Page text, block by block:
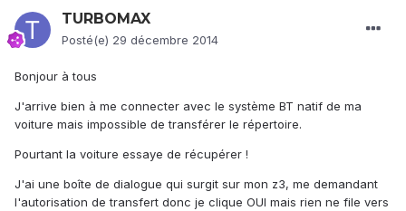
TURBOMAX
Posté(e) 29 décembre 2014
Bonjour à tous
J'arrive bien à me connecter avec le système BT natif de ma
voiture mais impossible de transférer le répertoire.
Pourtant la voiture essaye de récupérer !
J'ai une boîte de dialogue qui surgit sur mon z3, me demandant
l'autorisation de transfert donc je clique OUI mais rien ne file vers